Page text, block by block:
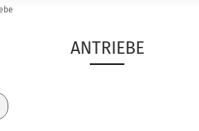
ANTRIEBE